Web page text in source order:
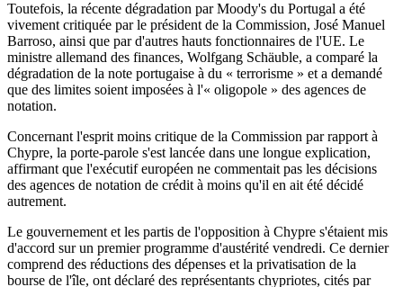
Toutefois, la récente dégradation par Moody's du Portugal a été
vivement critiquée par le président de la Commission, José Manuel
Barroso, ainsi que par d'autres hauts fonctionnaires de l'UE. Le
ministre allemand des finances, Wolfgang Schäuble, a comparé la
dégradation de la note portugaise à du « terrorisme » et a demandé
que des limites soient imposées à l'« oligopole » des agences de
notation.
Concernant l'esprit moins critique de la Commission par rapport à
Chypre, la porte-parole s'est lancée dans une longue explication,
affirmant que l'exécutif européen ne commentait pas les décisions
des agences de notation de crédit à moins qu'il en ait été décidé
autrement.
Le gouvernement et les partis de l'opposition à Chypre s'étaient mis
d'accord sur un premier programme d'austérité vendredi. Ce dernier
comprend des réductions des dépenses et la privatisation de la
bourse de l'île, ont déclaré des représentants chypriotes, cités par